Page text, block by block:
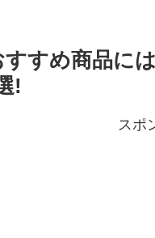
すめ商品に
!
スポ